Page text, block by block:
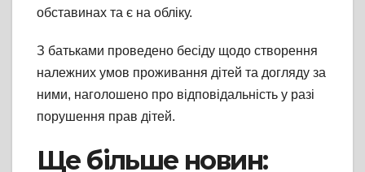
обставинах та є на обліку.
З батьками проведено бесіду щодо створення
належних умов проживання дітей та догляду за
ними, наголошено про відповідальність у разі
порушення прав дітей.
Ще більше новин: